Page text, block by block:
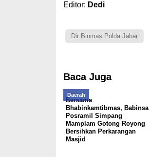
Editor: Dedi
Dir Binmas Polda Jabar
Baca Juga
Daerah
Bersama
Bhabinkamtibmas, Babinsa
Posramil Simpang
Mamplam Gotong Royong
Bersihkan Perkarangan
Masjid